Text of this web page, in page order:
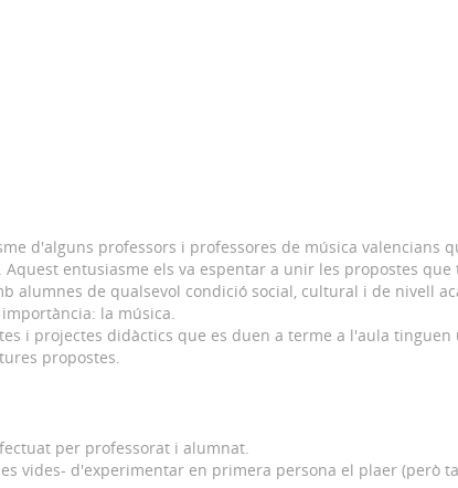
d'alguns professors i professores de música valencians
Aquest entusiasme els va espentar a unir les propostes
alumnes de qualsevol condició social, cultural i de nivell
la música.
i projectes didàctics que es duen a terme a l'aula
propostes.
per professorat i alumnat.
vides- d'experimentar en primera persona el plaer (però